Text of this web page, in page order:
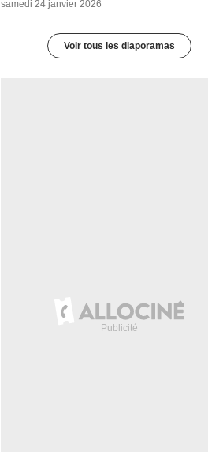
samedi 24 janvier 2026
Voir tous les diaporamas